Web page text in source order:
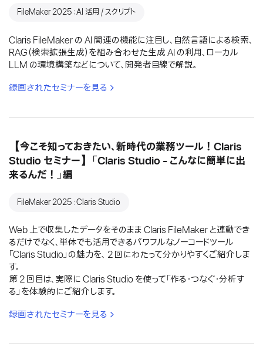
FileMaker 2025：AI 活用 / スクリプト
Claris FileMaker の AI 関連の機能に注目し、自然言語による検索、
RAG（検索拡張生成）を組み合わせた生成 AI の利用、ローカル
LLM の環境構築などについて、開発者目線で解説。
録画されたセミナーを見る
【今こそ知っておきたい、新時代の業務ツール！Claris
Studio セミナー】「Claris Studio - こんなに簡単に出
来るんだ！」編
FileMaker 2025：Claris Studio
Web 上で収集したデータをそのまま Claris FileMaker と連動でき
るだけでなく、単体でも活用できるパワフルなノーコードツール
「Claris Studio」の魅力を、 2 回にわたって分かりやすくご紹介しま
す。
第 2 回目は、実際に Claris Studio を使って「作る・つなぐ・分析す
る」を体験的にご紹介します。
録画されたセミナーを見る